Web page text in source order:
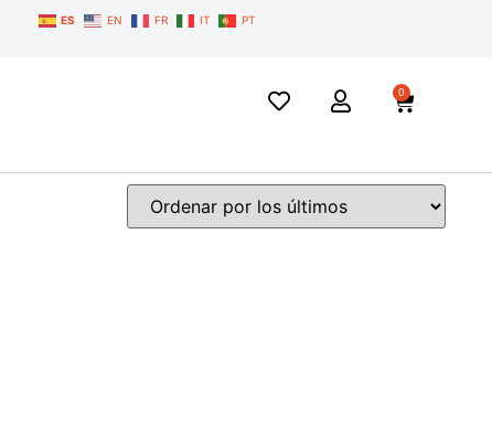
ES EN FR IT PT
0